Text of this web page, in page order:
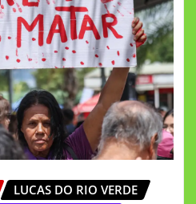
LUCAS DO RIO VERDE